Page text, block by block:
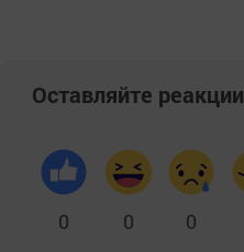
Оставляйте реакции
0 0 0